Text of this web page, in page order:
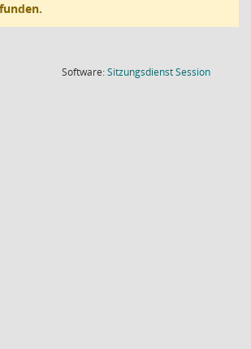
Software:SitzungsdienstSession(Wird in